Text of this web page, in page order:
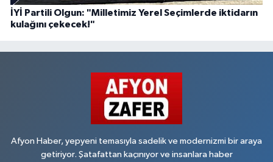
İYİ Partili Olgun: "Milletimiz Yerel Seçimlerde iktidarın
kulağını çekecek!"
Afyon Haber, yepyeni temasıyla sadelik ve modernizmi bir araya
getiriyor. Şatafattan kaçınıyor ve insanlara haber